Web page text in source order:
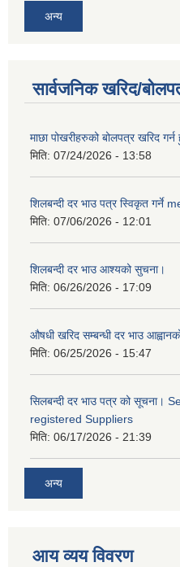
अन्य
सार्वजनिक खरिद/
माछा पोखरीहरुको बोलपत्र खरिद
मिति: 07/24/2026 - 13:58
शिलबन्दी दर भाउ पत्र स्विकृत
मिति: 07/06/2026 - 12:01
शिलबन्दी दर भाउ आश्यको सुचना।
मिति: 06/26/2026 - 17:09
औषधी खरिद सम्बन्धी दर भाउ
मिति: 06/25/2026 - 15:47
सिलबन्दी दर भाउ पत्र को
registered Suppliers
मिति: 06/17/2026 - 21:39
अन्य
आय व्यय विवरण